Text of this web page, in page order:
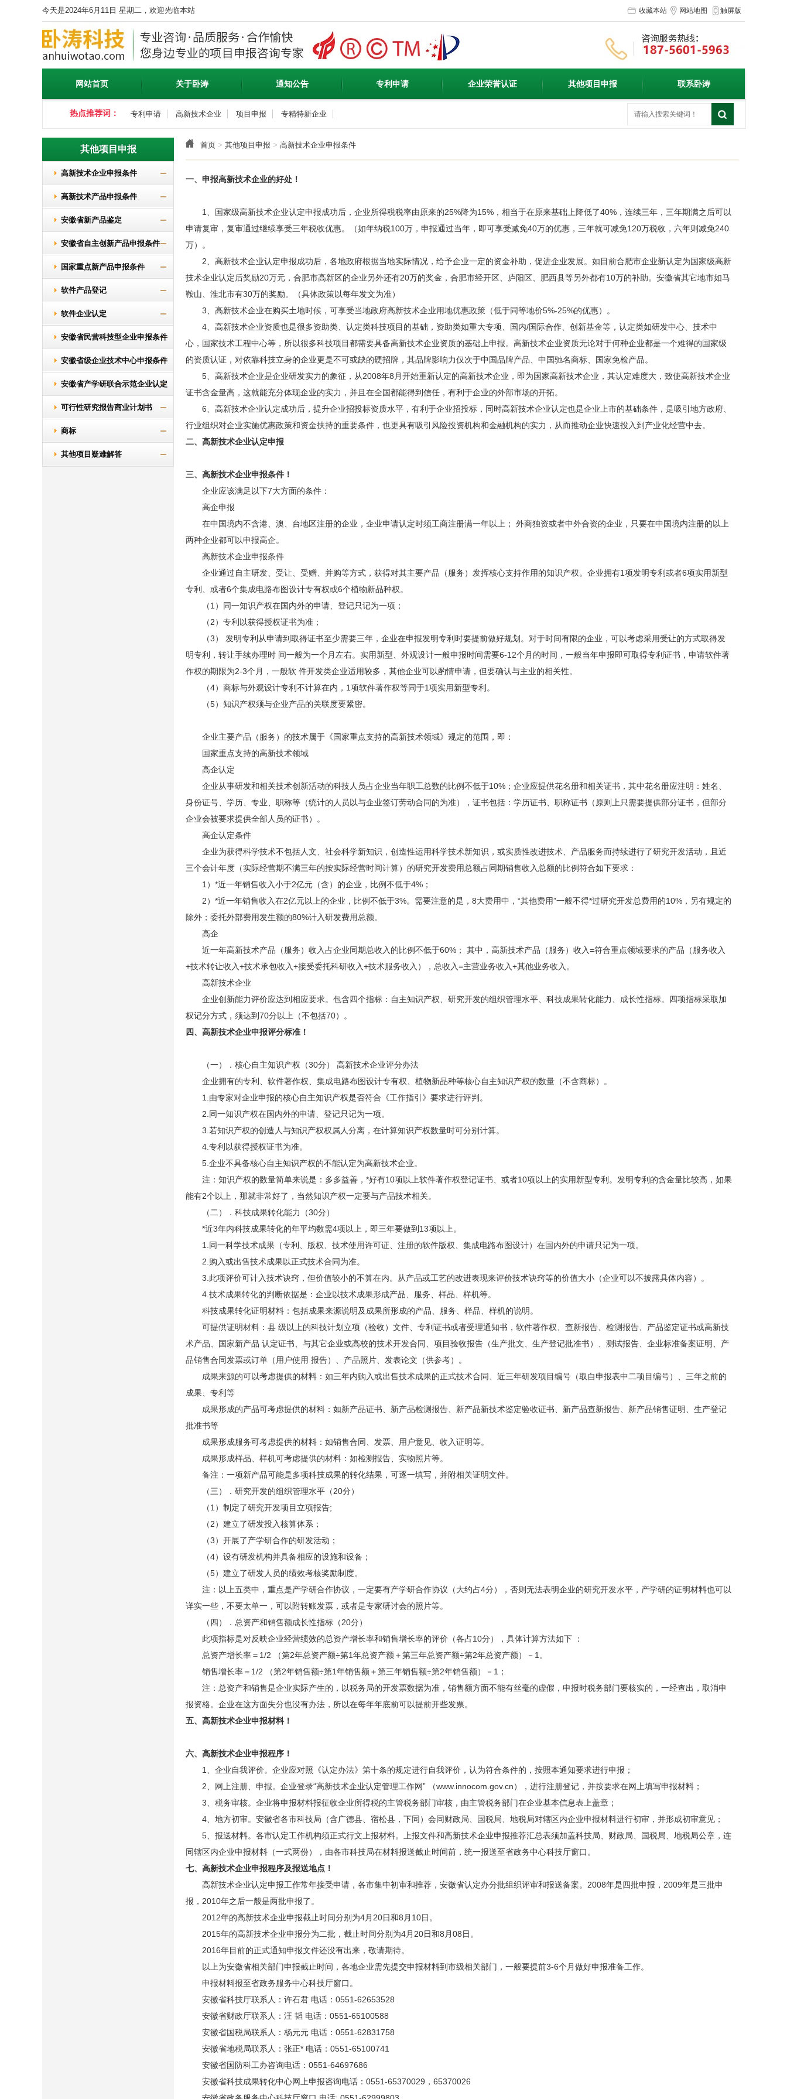
今天是2024年6月11日 星期二，欢迎光临本站 收藏本站 网站地图 触屏版
网站首页 关于卧涛 通知公告 专利申请 企业荣誉认证 其他项目申报 联系卧涛
热点推荐词： 专利申请 高新技术企业 项目申报 专精特新企业
首页 > 其他项目申报 > 高新技术企业申报条件
其他项目申报
高新技术企业申报条件
高新技术产品申报条件
安徽省新产品鉴定
安徽省自主创新产品申报条件
国家重点新产品申报条件
软件产品登记
软件企业认定
安徽省民营科技型企业申报条件
安徽省级企业技术中心申报条件
安徽省产学研联合示范企业认定
条件可行性研究报告商业计划书
商标
其他项目疑难解答
一、申报高新技术企业的好处！
1、国家级高新技术企业认定申报成功后，企业所得税税率由原来的25%降为15%，相当于在原来基础上降低了40%，连续三年，三年期满之后可以
申请复审，复审通过继续享受三年税收优惠。（如年纳税100万，申报通过当年，即可享受减免40万的优惠，三年就可减免120万税收，六年则减免240
万）。
2、高新技术企业认定申报成功后，各地政府根据当地实际情况，给予企业一定的资金补助，促进企业发展。如目前合肥市企业新认定为国家级高新
技术企业认定后奖励20万元，合肥市高新区的企业另外还有20万的奖金，合肥市经开区、庐阳区、肥西县等另外都有10万的补助。安徽省其它地市如马
鞍山、淮北市有30万的奖励。（具体政策以每年发文为准）
3、高新技术企业在购买土地时候，可享受当地政府高新技术企业用地优惠政策（低于同等地价5%-25%的优惠）。
4、高新技术企业资质也是很多资助类、认定类科技项目的基础，资助类如重大专项、国内/国际合作、创新基金等，认定类如研发中心、技术中
心，国家技术工程中心等，所以很多科技项目都需要具备高新技术企业资质的基础上申报。高新技术企业资质无论对于何种企业都是一个难得的国家级
的资质认证，对依靠科技立身的企业更是不可或缺的硬招牌，其品牌影响力仅次于中国品牌产品、中国驰名商标、国家免检产品。
5、高新技术企业是企业研发实力的象征，从2008年8月开始重新认定的高新技术企业，即为国家高新技术企业，其认定难度大，致使高新技术企业
证书含金量高，这就能充分体现企业的实力，并且在全国都能得到信任，有利于企业的外部市场的开拓。
6、高新技术企业认定成功后，提升企业招投标资质水平，有利于企业招投标，同时高新技术企业认定也是企业上市的基础条件，是吸引地方政府、
行业组织对企业实施优惠政策和资金扶持的重要条件，也更具有吸引风险投资机构和金融机构的实力，从而推动企业快速投入到产业化经营中去。
二、高新技术企业认定申报
三、高新技术企业申报条件！
企业应该满足以下7大方面的条件：
高企申报
在中国境内不含港、澳、台地区注册的企业，企业申请认定时须工商注册满一年以上； 外商独资或者中外合资的企业，只要在中国境内注册的以上
两种企业都可以申报高企。
高新技术企业申报条件
企业通过自主研发、受让、受赠、并购等方式，获得对其主要产品（服务）发挥核心支持作用的知识产权。企业拥有1项发明专利或者6项实用新型
专利、或者6个集成电路布图设计专有权或6个植物新品种权。
（1）同一知识产权在国内外的申请、登记只记为一项；
（2）专利以获得授权证书为准；
（3） 发明专利从申请到取得证书至少需要三年，企业在申报发明专利时要提前做好规划。对于时间有限的企业，可以考虑采用受让的方式取得发
明专利，转让手续办理时 间一般为一个月左右。实用新型、外观设计一般申报时间需要6-12个月的时间，一般当年申报即可取得专利证书，申请软件著
作权的期限为2-3个月，一般软 件开发类企业适用较多，其他企业可以酌情申请，但要确认与主业的相关性。
（4）商标与外观设计专利不计算在内，1项软件著作权等同于1项实用新型专利。
（5）知识产权须与企业产品的关联度要紧密。
企业主要产品（服务）的技术属于《国家重点支持的高新技术领域》规定的范围，即：
国家重点支持的高新技术领域
高企认定
企业从事研发和相关技术创新活动的科技人员占企业当年职工总数的比例不低于10%；企业应提供花名册和相关证书，其中花名册应注明：姓名、
身份证号、学历、专业、职称等（统计的人员以与企业签订劳动合同的为准），证书包括：学历证书、职称证书（原则上只需要提供部分证书，但部分
企业会被要求提供全部人员的证书）。
高企认定条件
企业为获得科学技术不包括人文、社会科学新知识，创造性运用科学技术新知识，或实质性改进技术、产品服务而持续进行了研究开发活动，且近
三个会计年度（实际经营期不满三年的按实际经营时间计算）的研究开发费用总额占同期销售收入总额的比例符合如下要求：
1）*近一年销售收入小于2亿元（含）的企业，比例不低于4%；
2）*近一年销售收入在2亿元以上的企业，比例不低于3%。需要注意的是，8大费用中，“其他费用”一般不得*过研究开发总费用的10%，另有规定的
除外；委托外部费用发生额的80%计入研发费用总额。
高企
近一年高新技术产品（服务）收入占企业同期总收入的比例不低于60%； 其中，高新技术产品（服务）收入=符合重点领域要求的产品（服务收入
+技术转让收入+技术承包收入+接受委托科研收入+技术服务收入），总收入=主营业务收入+其他业务收入。
高新技术企业
企业创新能力评价应达到相应要求。包含四个指标：自主知识产权、研究开发的组织管理水平、科技成果转化能力、成长性指标。四项指标采取加
权记分方式，须达到70分以上（不包括70）。
四、高新技术企业申报评分标准！
（一）．核心自主知识产权（30分） 高新技术企业评分办法
企业拥有的专利、软件著作权、集成电路布图设计专有权、植物新品种等核心自主知识产权的数量（不含商标）。
1.由专家对企业申报的核心自主知识产权是否符合《工作指引》要求进行评判。
2.同一知识产权在国内外的申请、登记只记为一项。
3.若知识产权的创造人与知识产权权属人分离，在计算知识产权数量时可分别计算。
4.专利以获得授权证书为准。
5.企业不具备核心自主知识产权的不能认定为高新技术企业。
注：知识产权的数量简单来说是：多多益善，*好有10项以上软件著作权登记证书、或者10项以上的实用新型专利。发明专利的含金量比较高，如果
能有2个以上，那就非常好了，当然知识产权一定要与产品技术相关。
（二）．科技成果转化能力（30分）
*近3年内科技成果转化的年平均数需4项以上，即三年要做到13项以上。
1.同一科学技术成果（专利、版权、技术使用许可证、注册的软件版权、集成电路布图设计）在国内外的申请只记为一项。
2.购入或出售技术成果以正式技术合同为准。
3.此项评价可计入技术诀窍，但价值较小的不算在内。从产品或工艺的改进表现来评价技术诀窍等的价值大小（企业可以不披露具体内容）。
4.技术成果转化的判断依据是：企业以技术成果形成产品、服务、样品、样机等。
科技成果转化证明材料：包括成果来源说明及成果所形成的产品、服务、样品、样机的说明。
可提供证明材料：县 级以上的科技计划立项（验收）文件、专利证书或者受理通知书，软件著作权、查新报告、检测报告、产品鉴定证书或高新技
术产品、国家新产品 认定证书、与其它企业或高校的技术开发合同、项目验收报告（生产批文、生产登记批准书）、测试报告、企业标准备案证明、产
品销售合同发票或订单（用户使用 报告）、产品照片、发表论文（供参考）。
成果来源的可以考虑提供的材料：如三年内购入或出售技术成果的正式技术合同、近三年研发项目编号（取自申报表中二项目编号）、三年之前的
成果、专利等
成果形成的产品可考虑提供的材料：如新产品证书、新产品检测报告、新产品新技术鉴定验收证书、新产品查新报告、新产品销售证明、生产登记
批准书等
成果形成服务可考虑提供的材料：如销售合同、发票、用户意见、收入证明等。
成果形成样品、样机可考虑提供的材料：如检测报告、实物照片等。
备注：一项新产品可能是多项科技成果的转化结果，可逐一填写，并附相关证明文件。
（三）．研究开发的组织管理水平（20分）
（1）制定了研究开发项目立项报告;
（2）建立了研发投入核算体系；
（3）开展了产学研合作的研发活动；
（4）设有研发机构并具备相应的设施和设备；
（5）建立了研发人员的绩效考核奖励制度。
注：以上五类中，重点是产学研合作协议，一定要有产学研合作协议（大约占4分），否则无法表明企业的研究开发水平，产学研的证明材料也可以
详实一些，不要太单一，可以附转账发票，或者是专家研讨会的照片等。
（四）．总资产和销售额成长性指标（20分）
此项指标是对反映企业经营绩效的总资产增长率和销售增长率的评价（各占10分），具体计算方法如下 ：
总资产增长率＝1/2 （第2年总资产额÷第1年总资产额＋第三年总资产额÷第2年总资产额）－1。
销售增长率＝1/2 （第2年销售额÷第1年销售额＋第三年销售额÷第2年销售额）－1；
注：总资产和销售是企业实际产生的，以税务局的开发票数据为准，销售额方面不能有丝毫的虚假，申报时税务部门要核实的，一经查出，取消申
报资格。企业在这方面失分也没有办法，所以在每年年底前可以提前开些发票。
五、高新技术企业申报材料！
六、高新技术企业申报程序！
1、企业自我评价。企业应对照《认定办法》第十条的规定进行自我评价，认为符合条件的，按照本通知要求进行申报；
2、网上注册、申报。企业登录“高新技术企业认定管理工作网” （www.innocom.gov.cn），进行注册登记，并按要求在网上填写申报材料；
3、税务审核。企业将申报材料报征收企业所得税的主管税务部门审核，由主管税务部门在企业基本信息表上盖章；
4、地方初审。安徽省各市科技局（含广德县、宿松县，下同）会同财政局、国税局、地税局对辖区内企业申报材料进行初审，并形成初审意见；
5、报送材料。各市认定工作机构须正式行文上报材料。上报文件和高新技术企业申报推荐汇总表须加盖科技局、财政局、国税局、地税局公章，连
同辖区内企业申报材料（一式两份），由各市科技局在材料报送截止时间前，统一报送至省政务中心科技厅窗口。
七、高新技术企业申报程序及报送地点！
高新技术企业认定申报工作常年接受申请，各市集中初审和推荐，安徽省认定办分批组织评审和报送备案。2008年是四批申报，2009年是三批申
报，2010年之后一般是两批申报了。
2012年的高新技术企业申报截止时间分别为4月20日和8月10日。
2015年的高新技术企业申报分为二批，截止时间分别为4月20日和8月08日。
2016年目前的正式通知申报文件还没有出来，敬请期待。
以上为安徽省相关部门申报截止时间，各地企业需先提交申报材料到市级相关部门，一般要提前3-6个月做好申报准备工作。
申报材料报至省政务服务中心科技厅窗口。
安徽省科技厅联系人：许石君 电话：0551-62653528
安徽省财政厅联系人：汪 韬 电话：0551-65100588
安徽省国税局联系人：杨元元 电话：0551-62831758
安徽省地税局联系人：张正* 电话：0551-65100741
安徽省国防科工办咨询电话：0551-64697686
安徽省科技成果转化中心网上申报咨询电话：0551-65370029，65370026